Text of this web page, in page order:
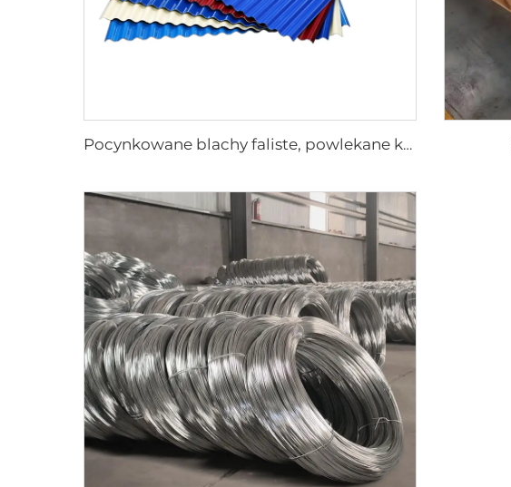
Pocynkowane blachy faliste, powlekane kolorowe blachy dachowe